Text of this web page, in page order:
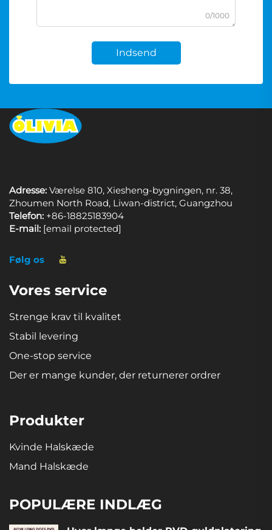
0/1000
Indsend
Adresse: Værelse 810, Xiesheng-bygningen, nr. 38,
Zhoumen North Road, Liwan-district, Guangzhou
Telefon: +86-18825183904
E-mail: [email protected]
Følg os
Vores service
Strenge krav til kvalitet
Stabil levering
One-stop service
Der er mange kunder, der returnerer ordrer
Produkter
Kvinde Halskæde
Mand Halskæde
POPULÆRE INDLÆG